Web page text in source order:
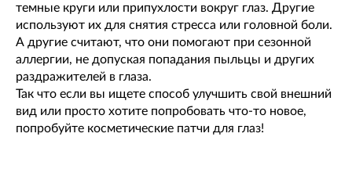
темные круги или припухлости вокруг глаз. Другие
используют их для снятия стресса или головной боли.
А другие считают, что они помогают при сезонной
аллергии, не допуская попадания пыльцы и других
раздражителей в глаза.
Так что если вы ищете способ улучшить свой внешний
вид или просто хотите попробовать что-то новое,
попробуйте косметические патчи для глаз!